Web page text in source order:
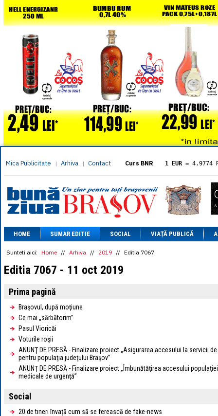
Mica Publicitate | Arhiva | Contact Curs BNR 1 EUR = 4.9774
= 5.8304
1 XAU= 464.4611
1 AED= 1.1933
1 AUD= 2.7957
1 BGN= 2.5449
1 CAD= 3.1559
1 CHF= 5.2813
1 NZD = 2.6097
= 0.0425
= 0.0530
HOME SUMAR EDITIE SOCIAL VIAȚĂ PUBLICĂ
Sunteti aici: Home // Arhiva // 2019 // Editia 7067
Editia 7067 - 11 oct 2019
Prima pagină
Braşovul, după moţiune
Ce mai „sărbătorim”
Pasul Vioricăi
Voturile roşii
ANUNŢ DE PRESĂ - Finalizare proiect „Asigurarea accesului la servicii
pentru populaţia judeţului Braşov”
ANUNŢ DE PRESĂ - Finalizare proiect „Îmbunătăţirea accesului
medicale de urgenţă”
Social
20 de tineri învaţă cum să se ferească de fake-news